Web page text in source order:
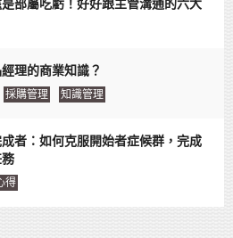
部屬吃虧！好好跟主管溝通的六大
理的商業知識？
採購管理 知識管理
者：如何克服開始者症候群，完成
得